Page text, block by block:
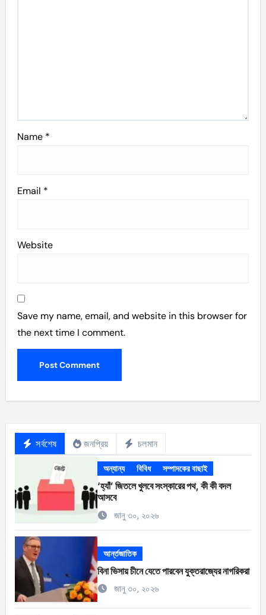
Name *
Email *
Website
Save my name, email, and website in this browser for
the next time I comment.
সর্বশেষ জনপ্রিয় চলমান
অন্যান্য বিবিধ সম্পাদকের বাছাই
‘হ্যাঁ’ জিতলে খুলবে সংস্কারের পথ, কী কী বদল
আসবে
জানু ৩০, ২০২৬
আর্ন্তজাতিক
বিনা ভিসায় চীনে যেতে পারবেন যুক্তরাজ্যের নাগরিকরা
জানু ৩০, ২০২৬